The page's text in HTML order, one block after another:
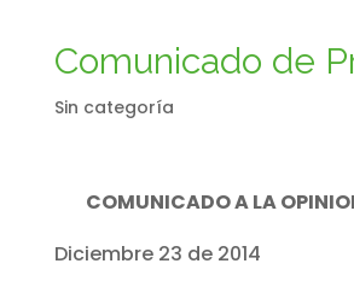
Comunicado de
Sin categoría
COMUNICADO A LA
Diciembre 23 de 2014